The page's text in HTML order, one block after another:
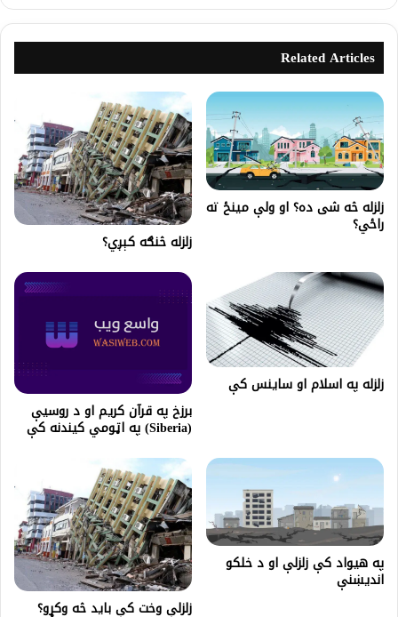
Related Articles
زلزله څه شى ده؟ او ولې مینځ ته
راځي؟
زلزله څنګه کېږي؟
زلزله په اسلام او ساینس کې
برزخ په قرآن کريم او د روسيې
(Siberia) په اټومي کیندنه کې
په هيواد کې زلزلې او د خلکو
انديښنې
زلزلې وخت کې باید څه وکړو؟